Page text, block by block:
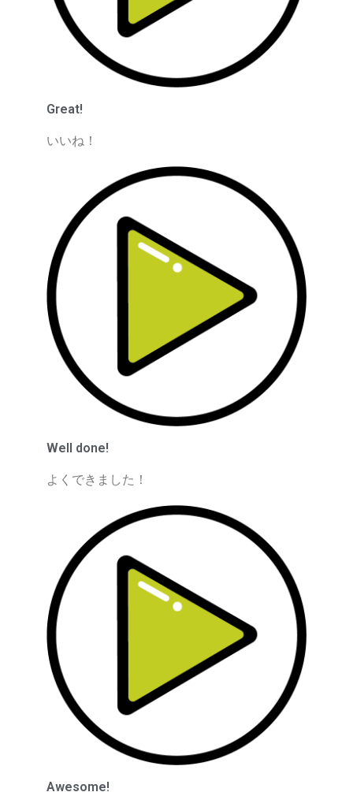
Great!
いいね！
Well done!
よくできました！
Awesome!